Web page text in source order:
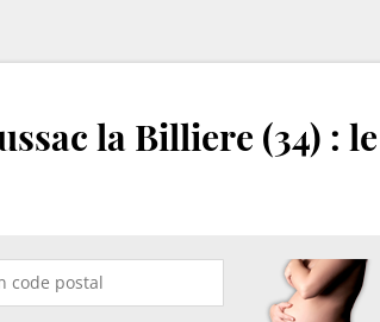
la Billiere (34) : le